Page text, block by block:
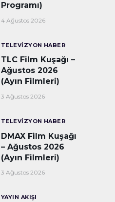
Programı)
4 Ağustos 2026
TELEVIZYON HABER
TLC Film Kuşağı –
Ağustos 2026
(Ayın Filmleri)
3 Ağustos 2026
TELEVIZYON HABER
DMAX Film Kuşağı
– Ağustos 2026
(Ayın Filmleri)
3 Ağustos 2026
YAYIN AKIŞI